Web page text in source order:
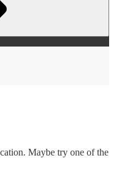
Maybe try one of the